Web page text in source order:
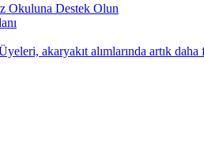
Okuluna Destek Olun
akaryakıt alımlarında artık daha